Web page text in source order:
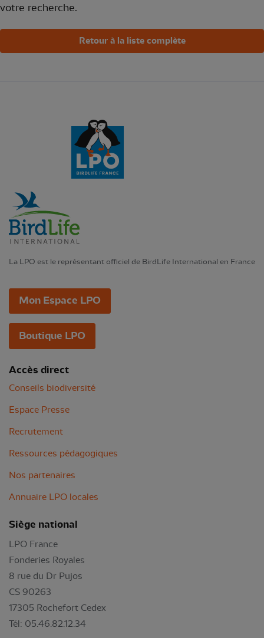
votre recherche.
Retour à la liste complète
La LPO est le représentant officiel de BirdLife International en France
Mon Espace LPO
Boutique LPO
Accès direct
Conseils biodiversité
Espace Presse
Recrutement
Ressources pédagogiques
Nos partenaires
Annuaire LPO locales
Siège national
LPO France
Fonderies Royales
8 rue du Dr Pujos
CS 90263
17305 Rochefort Cedex
Tél: 05.46.82.12.34